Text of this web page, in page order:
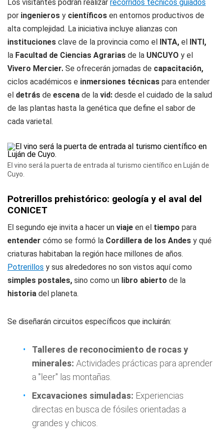
Los visitantes podrán realizar recorridos técnicos guiados
por ingenieros y científicos en entornos productivos de
alta complejidad. La iniciativa incluye alianzas con
instituciones clave de la provincia como el INTA, el INTI,
la Facultad de Ciencias Agrarias de la UNCUYO y el
Vivero Mercier. Se ofrecerán jornadas de capacitación,
ciclos académicos e inmersiones técnicas para entender
el detrás de escena de la vid: desde el cuidado de la salud
de las plantas hasta la genética que define el sabor de
cada varietal.
El vino será la puerta de entrada al turismo científico en Luján de
Cuyo.
Potrerillos prehistórico: geología y el aval del
CONICET
El segundo eje invita a hacer un viaje en el tiempo para
entender cómo se formó la Cordillera de los Andes y qué
criaturas habitaban la región hace millones de años.
Potrerillos y sus alrededores no son vistos aquí como
simples postales, sino como un libro abierto de la
historia del planeta.
Se diseñarán circuitos específicos que incluirán:
Talleres de reconocimiento de rocas y
minerales: Actividades prácticas para aprender
a "leer" las montañas.
Excavaciones simuladas: Experiencias
directas en busca de fósiles orientadas a
grandes y chicos.